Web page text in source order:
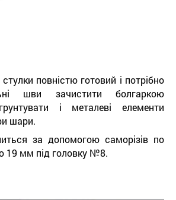
повністю готовий і потрібно
шви зачистити болгаркою
і металеві елементи
шари.
за допомогою саморізів по
19 мм під головку №8.